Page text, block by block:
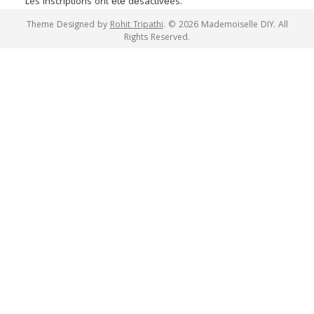
Theme Designed byRohit Tripathi. © 2026 Mademoiselle DIY. All
Rights Reserved.